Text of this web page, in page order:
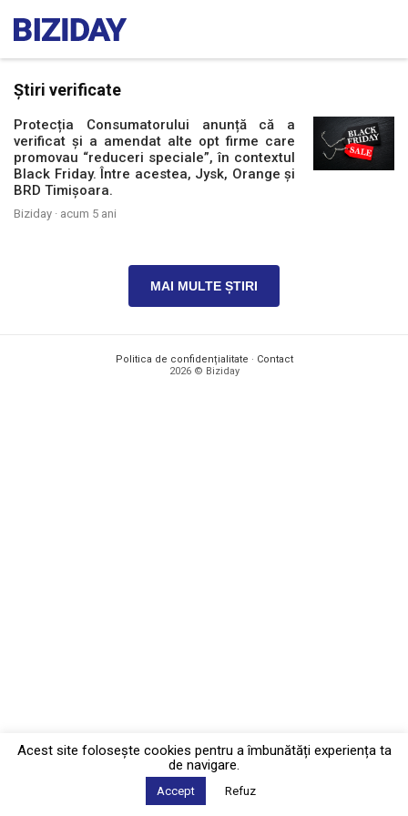
Știri verificate
Protecția Consumatorului anunță că a
verificat și a amendat alte opt firme care
promovau “reduceri speciale”, în contextul
Black Friday. Între acestea, Jysk, Orange și
BRD Timișoara.
Biziday · acum 5 ani
MAI MULTE ȘTIRI
Politica de confidențialitate · Contact
2026 © Biziday
Acest site foloseşte cookies pentru a îmbunătăți experiența ta
de navigare.
Accept Refuz